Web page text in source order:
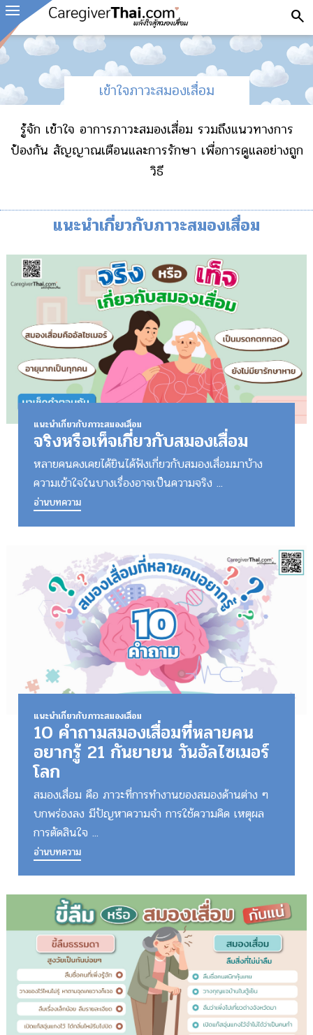
search
เข้าใจภาวะสมองเสื่อม
รู้จัก เข้าใจ อาการภาวะสมองเสื่อม รวมถึงแนวทางการ
ป้องกัน สัญญาณเตือนและการรักษา เพื่อการดูแลอย่างถูก
วิธี
แนะนำเกี่ยวกับภาวะสมองเสื่อม
แนะนำเกี่ยวกับภาวะสมองเสื่อม
จริงหรือเท็จเกี่ยวกับสมองเสื่อม
หลายคนคงเคยได้ยินได้ฟังเกี่ยวกับสมองเสื่อมมาบ้าง
ความเข้าใจในบางเรื่องอาจเป็นความจริง ...
อ่านบทความ
แนะนำเกี่ยวกับภาวะสมองเสื่อม
10 คำถามสมองเสื่อมที่หลายคน
อยากรู้ 21 กันยายน วันอัลไซเมอร์
โลก
สมองเสื่อม คือ ภาวะที่การทำงานของสมองด้านต่าง ๆ
บกพร่องลง มีปัญหาความจำ การใช้ความคิด เหตุผล
การตัดสินใจ ...
อ่านบทความ